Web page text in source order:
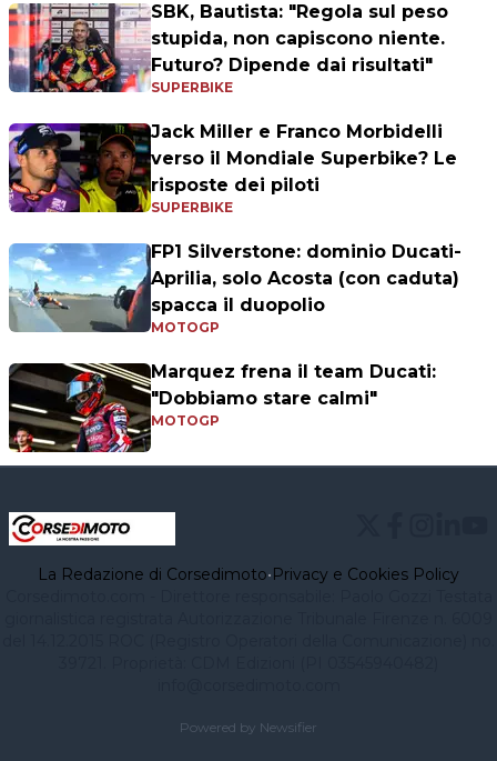
SBK, Bautista: "Regola sul peso
stupida, non capiscono niente.
Futuro? Dipende dai risultati"
SUPERBIKE
Jack Miller e Franco Morbidelli
verso il Mondiale Superbike? Le
risposte dei piloti
SUPERBIKE
FP1 Silverstone: dominio Ducati-
Aprilia, solo Acosta (con caduta)
spacca il duopolio
MOTOGP
Marquez frena il team Ducati:
"Dobbiamo stare calmi"
MOTOGP
La Redazione di Corsedimoto•Privacy e Cookies Policy
Powered by Newsifier